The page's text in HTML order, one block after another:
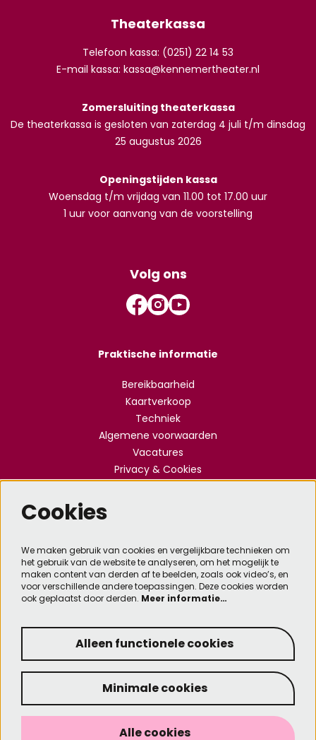
Theaterkassa
Telefoon kassa: (0251) 22 14 53
E-mail kassa: kassa@kennemertheater.nl
Zomersluiting theaterkassa
De theaterkassa is gesloten van zaterdag 4 juli t/m dinsdag
25 augustus 2026
Openingstijden kassa
Woensdag t/m vrijdag van 11.00 tot 17.00 uur
1 uur voor aanvang van de voorstelling
Volg ons
Praktische informatie
Bereikbaarheid
Kaartverkoop
Techniek
Algemene voorwaarden
Vacatures
Privacy & Cookies
Meld je aan voor de nieuwsbrief
Aanmelden
© Kennemer Theater
Cookies
We maken gebruik van cookies en vergelijkbare technieken om
het gebruik van de website te analyseren, om het mogelijk te
maken content van derden af te beelden, zoals ook video’s, en
voor verschillende andere toepassingen. Deze cookies worden
ook geplaatst door derden. Meer informatie…
Alleen functionele cookies
Minimale cookies
Alle cookies